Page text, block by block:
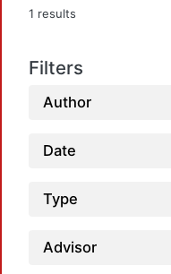
1 results
Filters
Author
Date
Type
Advisor